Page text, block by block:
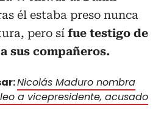
él estaba preso nunca
pero sí fue testigo de
sus compañeros.
Nicolás Maduro nombra
a vicepresidente, acusado